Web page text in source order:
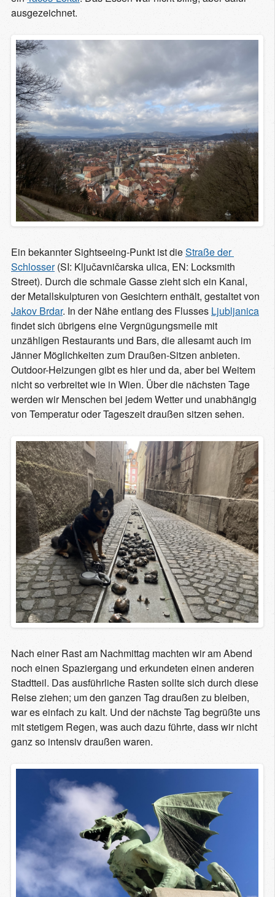
ausgezeichnet.
Ein bekannter Sightseeing-Punkt ist dieStraße der
Schlosser(SI: Ključavničarska ulica, EN: Locksmith
Street). Durch die schmale Gasse zieht sich ein Kanal,
der Metallskulpturen von Gesichtern enthält, gestaltet von
Jakov Brdar. In der Nähe entlang des Flusses Ljubljanica
findet sich übrigens eine Vergnügungsmeile mit
unzähligen Restaurants und Bars, die allesamt auch im
Jänner Möglichkeiten zum Draußen-Sitzen anbieten.
Outdoor-Heizungen gibt es hier und da, aber bei Weitem
nicht so verbreitet wie in Wien. Über die nächsten Tage
werden wir Menschen bei jedem Wetter und unabhängig
von Temperatur oder Tageszeit draußen sitzen sehen.
Nach einer Rast am Nachmittag machten wir am Abend
noch einen Spaziergang und erkundeten einen anderen
Stadtteil. Das ausführliche Rasten sollte sich durch diese
Reise ziehen; um den ganzen Tag draußen zu bleiben,
war es einfach zu kalt. Und der nächste Tag begrüßte uns
mit stetigem Regen, was auch dazu führte, dass wir nicht
ganz so intensiv draußen waren.